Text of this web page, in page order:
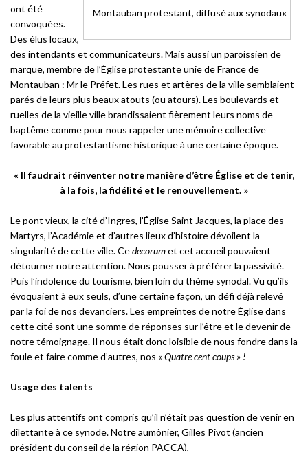
Montauban protestant, diffusé aux synodaux
ont été
convoquées.
Des élus locaux,
des intendants et communicateurs. Mais aussi un paroissien de
marque, membre de l’Église protestante unie de France de
Montauban : Mr le Préfet. Les rues et artères de la ville semblaient
parés de leurs plus beaux atouts (ou atours). Les boulevards et
ruelles de la vieille ville brandissaient fièrement leurs noms de
baptême comme pour nous rappeler une mémoire collective
favorable au protestantisme historique à une certaine époque.
« Il faudrait réinventer notre manière d’être Église et de tenir,
à la fois, la fidélité et le renouvellement. »
Le pont vieux, la cité d’Ingres, l’Église Saint Jacques, la place des
Martyrs, l’Académie et d’autres lieux d’histoire dévoilent la
singularité de cette ville. Cedecorumet cet accueil pouvaient
détourner notre attention. Nous pousser à préférer la passivité.
Puis l’indolence du tourisme, bien loin du thème synodal. Vu qu’ils
évoquaient à eux seuls, d’une certaine façon, un défi déjà relevé
par la foi de nos devanciers. Les empreintes de notre Église dans
cette cité sont une somme de réponses sur l’être et le devenir de
notre témoignage. Il nous était donc loisible de nous fondre dans la
foule et faire comme d’autres, nos « Quatre cent coups » !
Usage des talents
Les plus attentifs ont compris qu’il n’était pas question de venir en
dilettante à ce synode. Notre aumônier, Gilles Pivot (ancien
président du conseil de la région PACCA),